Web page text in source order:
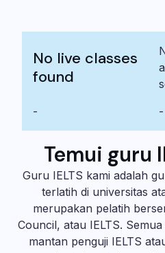
No live classes
found
-
-
Temui guru
Guru IELTS kami adalah
terlatih di universitas
merupakan pelatih
Council, atau IELTS.
mantan penguji IELTS